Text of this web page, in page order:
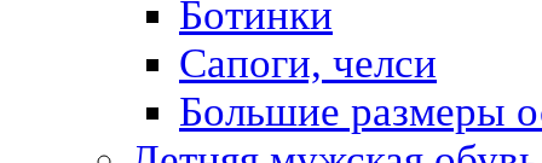
Ботинки
Сапоги, челси
Большие размеры